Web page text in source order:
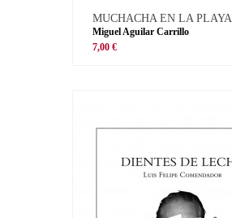
MUCHACHA EN LA PLAYA
Miguel Aguilar Carrillo
7,00 €